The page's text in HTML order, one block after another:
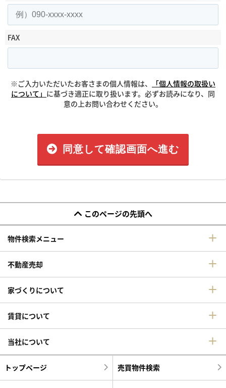
FAX
※ご入力いただいたお客さまの個人情報は、
「個人情報の取扱い
について」 に基づき適正に取り扱います。必ずお読みになり、同
意の上お問い合わせください。
同意して確認画面へ進む
このページの先頭へ
物件検索メニュー
不動産売却
家づくりについて
賃貸について
当社について
トップページ 売買物件検索